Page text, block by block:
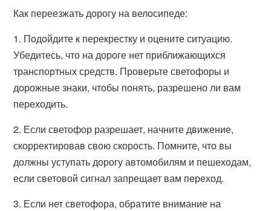
Как переезжать дорогу на велосипеде:
1. Подойдите к перекрестку и оцените ситуацию.
Убедитесь, что на дороге нет приближающихся
транспортных средств. Проверьте светофоры и
дорожные знаки, чтобы понять, разрешено ли вам
переходить.
2. Если светофор разрешает, начните движение,
скорректировав свою скорость. Помните, что вы
должны уступать дорогу автомобилям и пешеходам,
если световой сигнал запрещает вам переход.
3. Если нет светофора, обратите внимание на